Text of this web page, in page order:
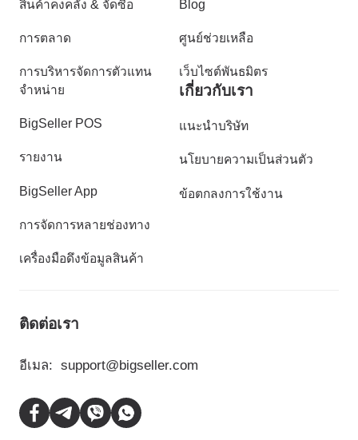
สินค้าคงคลัง & จัดซื้อ
การตลาด
การบริหารจัดการตัวแทน
จำหน่าย
BigSeller POS
รายงาน
BigSeller App
การจัดการหลายช่องทาง
เครื่องมือดึงข้อมูลสินค้า
Blog
ศูนย์ช่วยเหลือ
เว็บไซต์พันธมิตร
เกี่ยวกับเรา
แนะนำบริษัท
นโยบายความเป็นส่วนตัว
ข้อตกลงการใช้งาน
ติดต่อเรา
อีเมล: support@bigseller.com